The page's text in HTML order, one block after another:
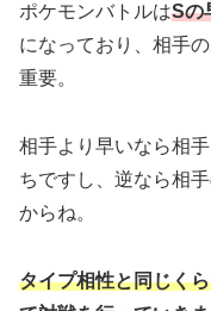
ポケモンバトルはSの
になっており、相手
重要。
相手より早いなら相
ちですし、逆なら相
からね。
タイプ相性と同じく